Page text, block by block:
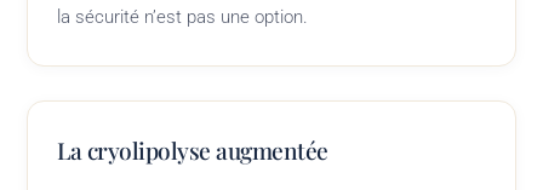
la sécurité n’est pas une option.
La cryolipolyse augmentée